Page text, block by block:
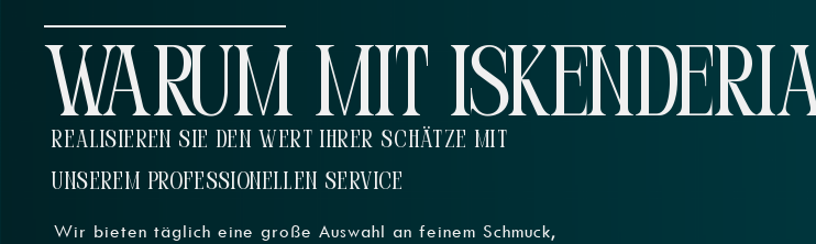
WARUM MIT
REALISIEREN SIE DEN WERT IHRER SCHÄTZE MIT
UNSEREM PROFESSIONELLEN SERVICE
Wir bieten täglich eine große Auswahl an feinem Schmuck,